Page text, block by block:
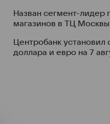
Назван сегмент-лидер
магазинов в ТЦ Москвы
Центробанк
доллара и евро на 7